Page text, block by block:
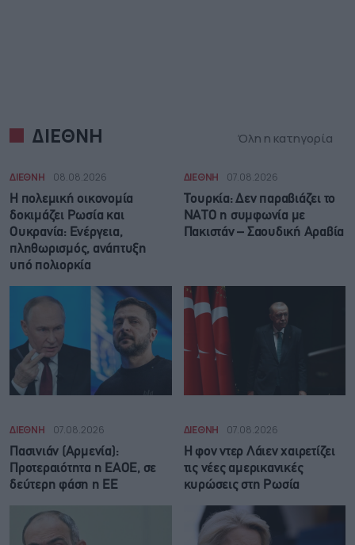
ΔΙΕΘΝΗ Όλη η κατηγορία
ΔΙΕΘΝΗ 08.08.2026
Η πολεμική οικονομία
δοκιμάζει Ρωσία και
Ουκρανία: Ενέργεια,
πληθωρισμός, ανάπτυξη
υπό πολιορκία
ΔΙΕΘΝΗ 07.08.2026
Τουρκία: Δεν παραβιάζει το
ΝΑΤΟ η συμφωνία με
Πακιστάν – Σαουδική Αραβία
ΔΙΕΘΝΗ 07.08.2026
Πασινιάν (Αρμενία):
Προτεραιότητα η ΕΑΟΕ, σε
δεύτερη φάση η ΕΕ
ΔΙΕΘΝΗ 07.08.2026
Η φον ντερ Λάιεν χαιρετίζει
τις νέες αμερικανικές
κυρώσεις στη Ρωσία